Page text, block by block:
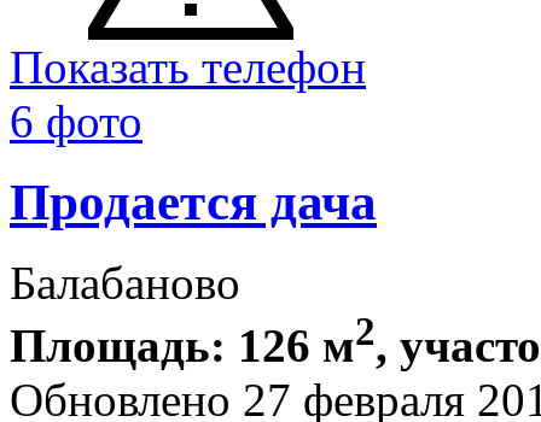
Показать телефон
6 фото
Продается дача
Балабаново
Площадь: 126 м2,
Обновлено 27 февраля